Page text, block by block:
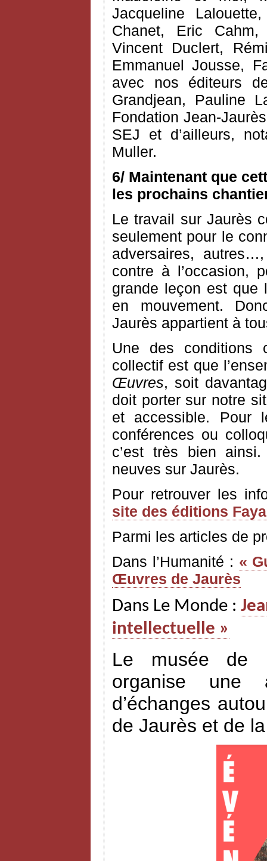
Jacqueline
Chanet, Eric Cahm,
Vincent Duclert,
Emmanuel Jousse,
avec nos éditeurs
Grandjean, Pauline
Fondation Jean-
SEJ et d’ailleurs,
Muller.
6/ Maintenant que
les prochains
Le travail sur Jaurès
seulement pour le
adversaires,
contre à l’occasion,
grande leçon est que
en mouvement.
Jaurès appartient à
Une des conditions
collectif est que
Œuvres, soit
doit porter sur notre
et accessible. Pour
conférences ou
c’est très bien
neuves sur Jaurès.
Pour retrouver les
site des éditions
Parmi les articles de
Dans l’Humanité : «
Œuvres de Jaurès
Dans Le Monde :
intellectuelle »
Le musée de
organise une
d’échanges
de Jaurès et de